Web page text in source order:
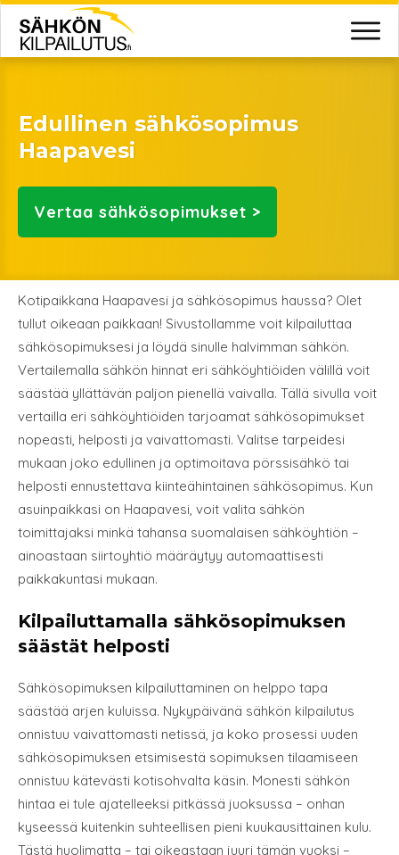
Edullinen sähkösopimus
Haapavesi
Vertaa sähkösopimukset >
Kotipaikkana Haapavesi ja sähkösopimus haussa? Olet
tullut oikeaan paikkaan! Sivustollamme voit kilpailuttaa
sähkösopimuksesi ja löydä sinulle halvimman sähkön.
Vertailemalla sähkön hinnat eri sähköyhtiöiden välillä voit
säästää yllättävän paljon pienellä vaivalla. Tällä sivulla voit
vertailla eri sähköyhtiöiden tarjoamat sähkösopimukset
nopeasti, helposti ja vaivattomasti. Valitse tarpeidesi
mukaan joko edullinen ja optimoitava pörssisähkö tai
helposti ennustettava kiinteähintainen sähkösopimus. Kun
asuinpaikkasi on Haapavesi, voit valita sähkön
toimittajaksi minkä tahansa suomalaisen sähköyhtiön –
ainoastaan siirtoyhtiö määräytyy automaattisesti
paikkakuntasi mukaan.
Kilpailuttamalla sähkösopimuksen
säästät helposti
Sähkösopimuksen kilpailuttaminen on helppo tapa
säästää arjen kuluissa. Nykypäivänä sähkön kilpailutus
onnistuu vaivattomasti netissä, ja koko prosessi uuden
sähkösopimuksen etsimisestä sopimuksen tilaamiseen
onnistuu kätevästi kotisohvalta käsin. Monesti sähkön
hintaa ei tule ajatelleeksi pitkässä juoksussa – onhan
kyseessä kuitenkin suhteellisen pieni kuukausittainen kulu.
Tästä huolimatta – tai oikeastaan juuri tämän vuoksi –